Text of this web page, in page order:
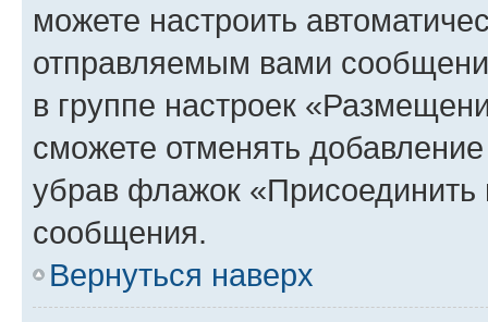
можете настроить
отправляемым вами
в группе настроек
сможете отменять
убрав флажок
сообщения.
Вернуться наверх